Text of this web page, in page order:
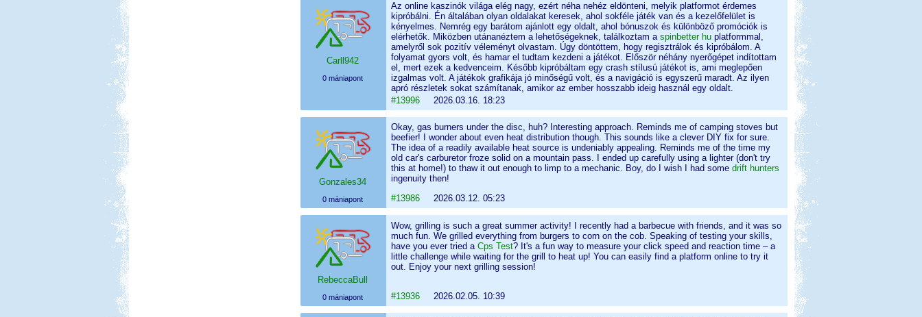
Carll942
0 mániapont
Az online kaszinók világa elég nagy, ezért néha nehéz eldönteni, melyik platformot érdemes
kipróbálni. Én általában olyan oldalakat keresek, ahol sokféle játék van és a kezelőfelület is
kényelmes. Nemrég egy barátom ajánlott egy oldalt, ahol bónuszok és különböző promóciók is
elérhetők. Miközben utánanéztem a lehetőségeknek, találkoztam a spinbetter huplatformmal,
amelyről sok pozitív véleményt olvastam. Úgy döntöttem, hogy regisztrálok és kipróbálom. A
folyamat gyors volt, és hamar el tudtam kezdeni a játékot. Először néhány nyerőgépet indítottam
el, mert ezek a kedvenceim. Később kipróbáltam egy crash stílusú játékot is, ami meglepően
izgalmas volt. A játékok grafikája jó minőségű volt, és a navigáció is egyszerű maradt. Az ilyen
apró részletek sokat számítanak, amikor az ember hosszabb ideig használ egy oldalt.
#139962026.03.16. 18:23
Gonzales34
0 mániapont
Okay, gas burners under the disc, huh? Interesting approach. Reminds me of camping stoves but
beefier! I wonder about even heat distribution though. This sounds like a clever DIY fix for sure.
The idea of a readily available heat source is undeniably appealing. Reminds me of the time my
old car's carburetor froze solid on a mountain pass. I ended up carefully using a lighter (don't try
this at home!) to thaw it out enough to limp to a mechanic. Boy, do I wish I had some drift hunters
ingenuity then!
#139862026.03.12. 05:23
RebeccaBull
0 mániapont
Wow, grilling is such a great summer activity! I recently had a barbecue with friends, and it was so
much fun. We grilled everything from burgers to corn on the cob. Speaking of testing your skills,
have you ever tried a Cps Test? It's a fun way to measure your click speed and reaction time – a
little challenge while waiting for the grill to heat up! You can easily find a platform online to try it
out. Enjoy your next grilling session!
#139362026.02.05. 10:39